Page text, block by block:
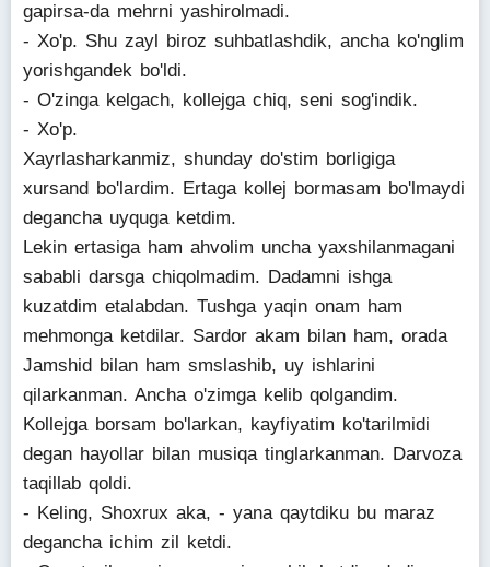
gapirsa-da mehrni yashirolmadi.
- Xo'p. Shu zayl biroz suhbatlashdik, ancha ko'nglim
yorishgandek bo'ldi.
- O'zinga kelgach, kollejga chiq, seni sog'indik.
- Xo'p.
Xayrlasharkanmiz, shunday do'stim borligiga
xursand bo'lardim. Ertaga kollej bormasam bo'lmaydi
degancha uyquga ketdim.
Lekin ertasiga ham ahvolim uncha yaxshilanmagani
sababli darsga chiqolmadim. Dadamni ishga
kuzatdim etalabdan. Tushga yaqin onam ham
mehmonga ketdilar. Sardor akam bilan ham, orada
Jamshid bilan ham smslashib, uy ishlarini
qilarkanman. Ancha o'zimga kelib qolgandim.
Kollejga borsam bo'larkan, kayfiyatim ko'tarilmidi
degan hayollar bilan musiqa tinglarkanman. Darvoza
taqillab qoldi.
- Keling, Shoxrux aka, - yana qaytdiku bu maraz
degancha ichim zil ketdi.